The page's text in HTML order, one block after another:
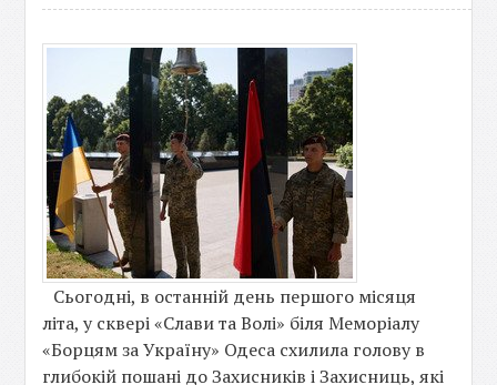
Сьогодні, в останній день першого місяця
літа, у сквері «Слави та Волі» біля Меморіалу
«Борцям за Україну» Одеса схилила голову в
глибокій пошані до Захисників і Захисниць, які